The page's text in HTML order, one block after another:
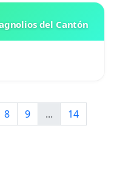
del Cantón
8 9 ...
14